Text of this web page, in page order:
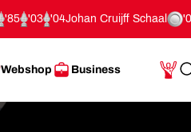
'85 '03 '04Johan Cruijff Schaal
Webshop Business
Mijn